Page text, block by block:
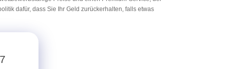
dafür, dass Sie Ihr Geld zurückerhalten, falls etwas